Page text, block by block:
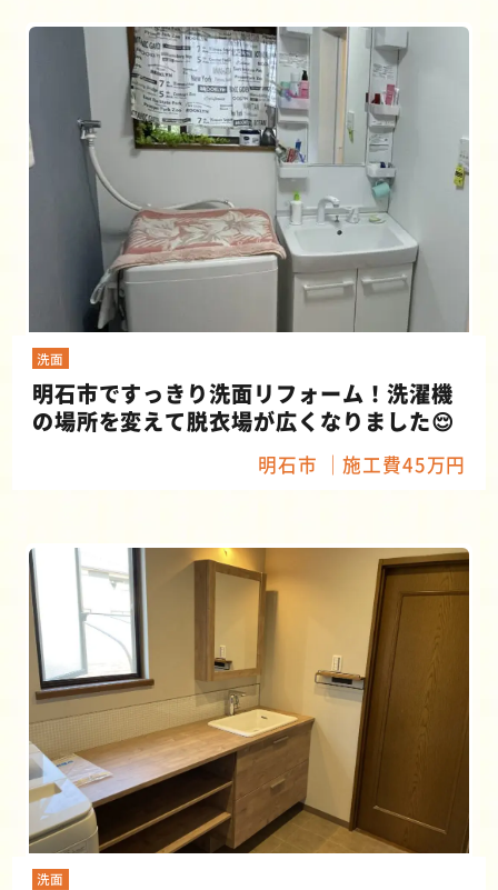
洗面
明石市ですっきり洗面リフォーム！洗濯機
の場所を変えて脱衣場が広くなりました😌
明石市 施工費45万円
洗面